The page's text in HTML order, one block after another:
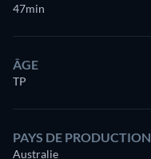
47min
ÂGE
TP
PAYS DE PRODUCTION
Australie